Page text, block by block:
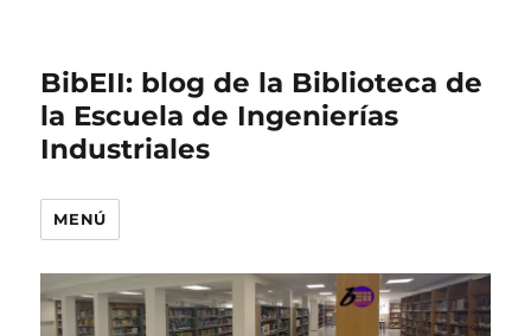
BibEII: blog de la Biblioteca de
la Escuela de Ingenierías
Industriales
MENÚ